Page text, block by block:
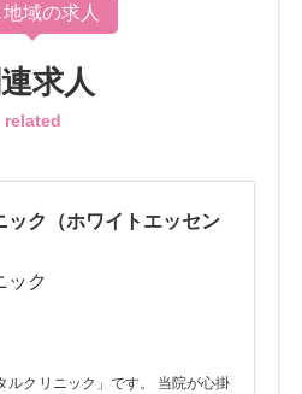
地域の求人
求人
related
ック（ホワイトエッセン
ック
ルクリニック」です。 当院が心掛